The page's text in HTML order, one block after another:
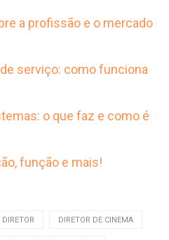
a profissão e o mercado
serviço: como funciona
o que faz e como é
função e mais!
DIRETOR DIRETOR DE CINEMA